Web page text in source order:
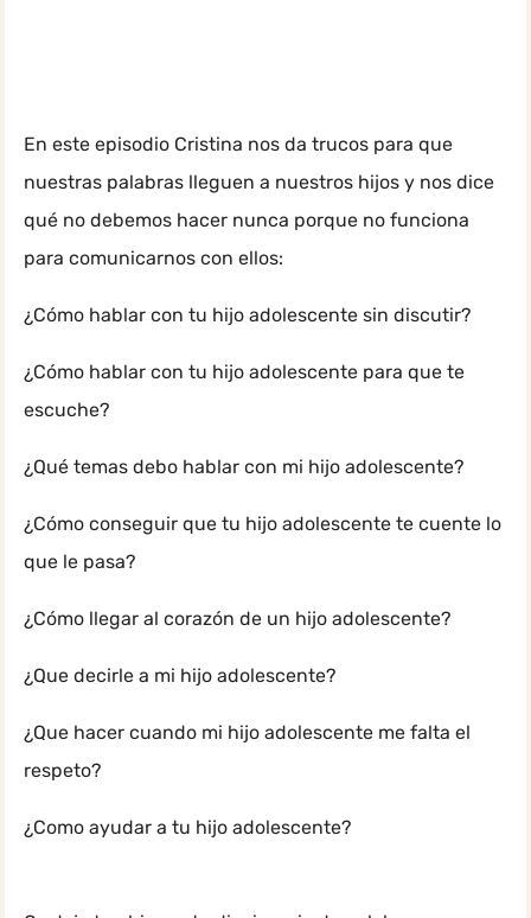
En este episodio Cristina nos da trucos para que
nuestras palabras lleguen a nuestros hijos y nos dice
qué no debemos hacer nunca porque no funciona
para comunicarnos con ellos:
¿Cómo hablar con tu hijo adolescente sin discutir?
¿Cómo hablar con tu hijo adolescente para que te
escuche?
¿Qué temas debo hablar con mi hijo adolescente?
¿Cómo conseguir que tu hijo adolescente te cuente lo
que le pasa?
¿Cómo llegar al corazón de un hijo adolescente?
¿Que decirle a mi hijo adolescente?
¿Que hacer cuando mi hijo adolescente me falta el
respeto?
¿Como ayudar a tu hijo adolescente?